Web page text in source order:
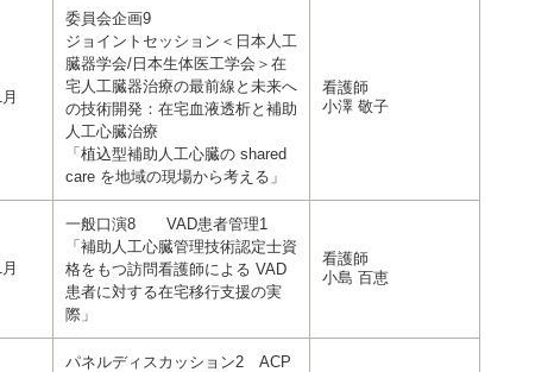
委員会企画9
ジョイントセッション＜日本人工
臓器学会/日本生体医工学会＞在
宅人工臓器治療の最前線と未来へ
の技術開発：在宅血液透析と補助
人工心臓治療
「植込型補助人工心臓の shared
care を地域の現場から考える」
看護師
小澤 敬子
一般口演8 VAD患者管理1
「補助人工心臓管理技術認定士資
格をもつ訪問看護師による VAD
患者に対する在宅移行支援の実
際」
看護師
小島 百恵
パネルディスカッション2 ACP